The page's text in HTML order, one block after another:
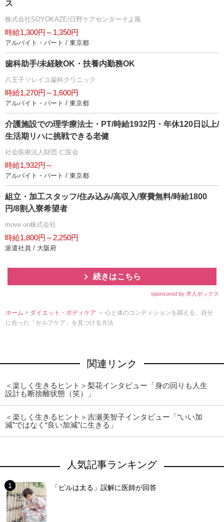
ス
株式会社SOYOKAZE/日野ケアセンターそよ風
時給1,300円～1,350円
アルバイト・パート / 東京都
歯科助手/未経験OK・扶養内勤務OK
八王子ソレイユ歯科クリニック
時給1,270円～1,600円
アルバイト・パート / 東京都
介護施設での理学療法士・PT/時給1932円・年休120日以上/
生活期リハに挑戦できる老健
社会医療法人財団 仁医会
時給1,932円～
アルバイト・パート / 東京都
組立・加工スタッフ/住み込み/高収入/寮費無料/時給1800
円/8割入寮希望者
move on株式会社
時給1,800円～2,250円
派遣社員 / 大阪府
続きはこちら
sponsored by 求人ボックス
ホーム > ダイエット・ボディケア ＞ 心と体のコンディションを調える、自分
に合った「セルフケア」を見つける方法
関連リンク
＜楽しく生きるヒント＞梨花インタビュー「身の回りも人生
設計も断捨離状態（笑）」
＜楽しく生きるヒント＞吉瀬美智子インタビュー「“いい加
減”ではなく“良い加減”に生きる」
人気記事ランキング
「ピルは太る」誤解に医師が回答